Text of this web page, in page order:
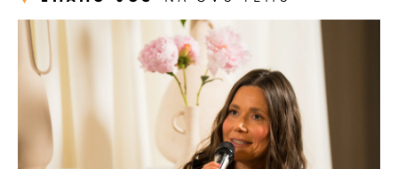
moda & ljepota